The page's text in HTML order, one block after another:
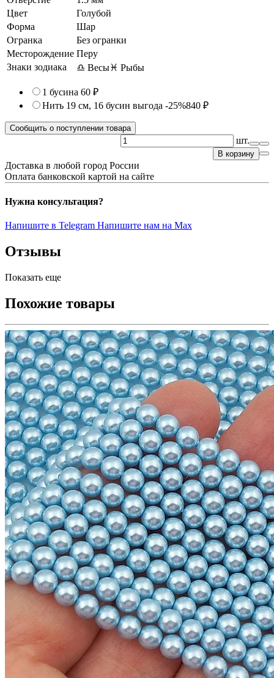
Цвет
Голубой
Форма
Шар
Огранка
Без огранки
Месторождение Перу
Знаки зодиака
♎ Весы♓ Рыбы
1 бусина 60 ₽
Нить 19 см, 16 бусин выгода -25%840 ₽
Сообщить о поступлении товара
шт.
В корзину
Доставка в любой город России
Оплата банковской картой на сайте
Нужна консультация?
Напишите в Telegram Напишите нам на Max
Отзывы
Показать еще
Похожие товары